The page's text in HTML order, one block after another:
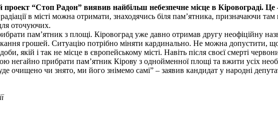
проект “Стоп Радон” виявив найбільш небезпечне місце в Кіровограді.
в місті можна отримати, знаходячись біля пам’ятника, призначаючи
оточуючих.
пам’ятник з площі. Кіровоград уже давно отримав другу неофіційну
грошей. Ситуацію потрібно міняти кардинально. Не можна допустити,
якій і так не місце в європейському місті. Навіть після своєї смерті
негайно прибрати пам’ятник Кірову з однойменної площі та вжити усіх
очищено чи знято, ми його знімемо самі” – заявив кандидат у народні